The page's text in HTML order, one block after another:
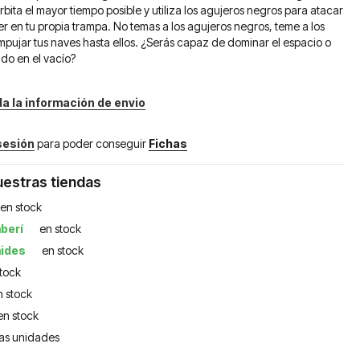
el mayor tiempo posible y utiliza los agujeros negros para atacar
en tu propia trampa. No temas a los agujeros negros, teme a los
tus naves hasta ellos. ¿Serás capaz de dominar el espacio o
en el vacío?
la información de envio
para poder conseguir Fichas
tiendas
en stock
en stock
en stock
stock
stock
unidades